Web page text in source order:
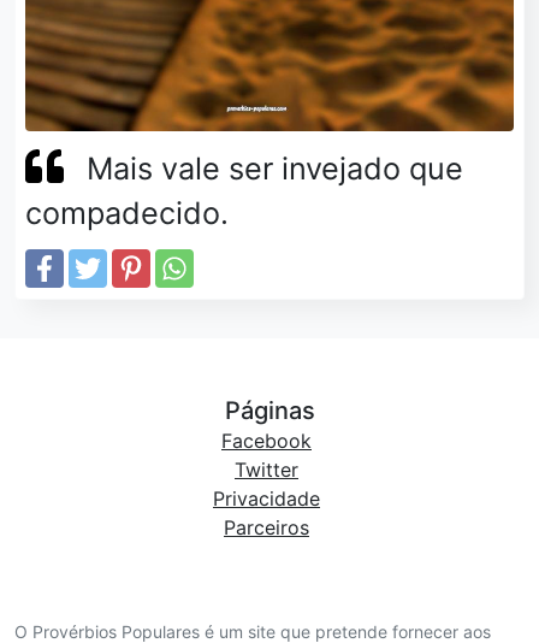
Mais vale ser invejado que
compadecido.
O Provérbios Populares é um site que pretende fornecer aos
Páginas
Facebook
Twitter
Privacidade
Parceiros